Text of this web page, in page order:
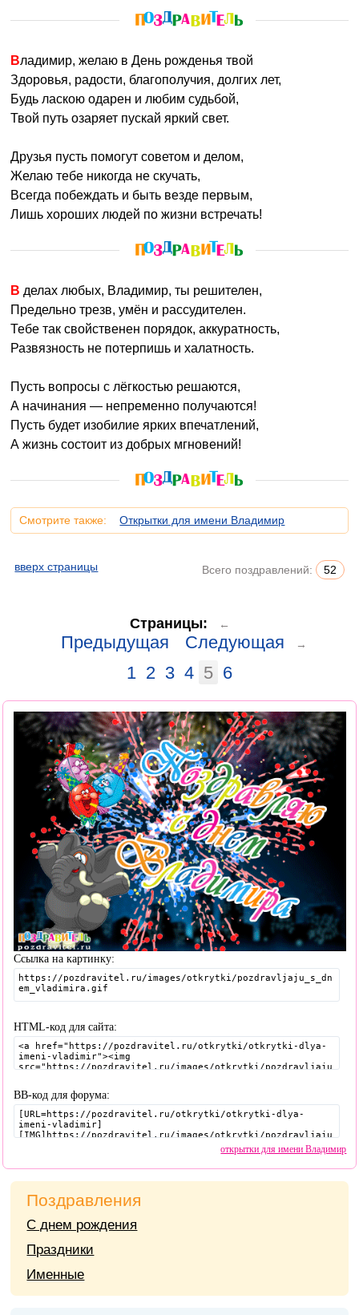
Владимир, желаю в День рожденья твой
Здоровья, радости, благополучия, долгих лет,
Будь ласкою одарен и любим судьбой,
Твой путь озаряет пускай яркий свет.
Друзья пусть помогут советом и делом,
Желаю тебе никогда не скучать,
Всегда побеждать и быть везде первым,
Лишь хороших людей по жизни встречать!
В делах любых, Владимир, ты решителен,
Предельно трезв, умён и рассудителен.
Тебе так свойственен порядок, аккуратность,
Развязность не потерпишь и халатность.
Пусть вопросы с лёгкостью решаются,
А начинания — непременно получаются!
Пусть будет изобилие ярких впечатлений,
А жизнь состоит из добрых мгновений!
Смотрите также: Открытки для имени Владимир
вверх страницы Всего поздравлений: 52
Страницы: ←
Предыдущая Следующая →
1 2 3 4 5 6
Ссылка на картинку:
HTML-код для сайта:
BB-код для форума:
открытки для имени Владимир
Поздравления
С днем рождения
Праздники
Именные